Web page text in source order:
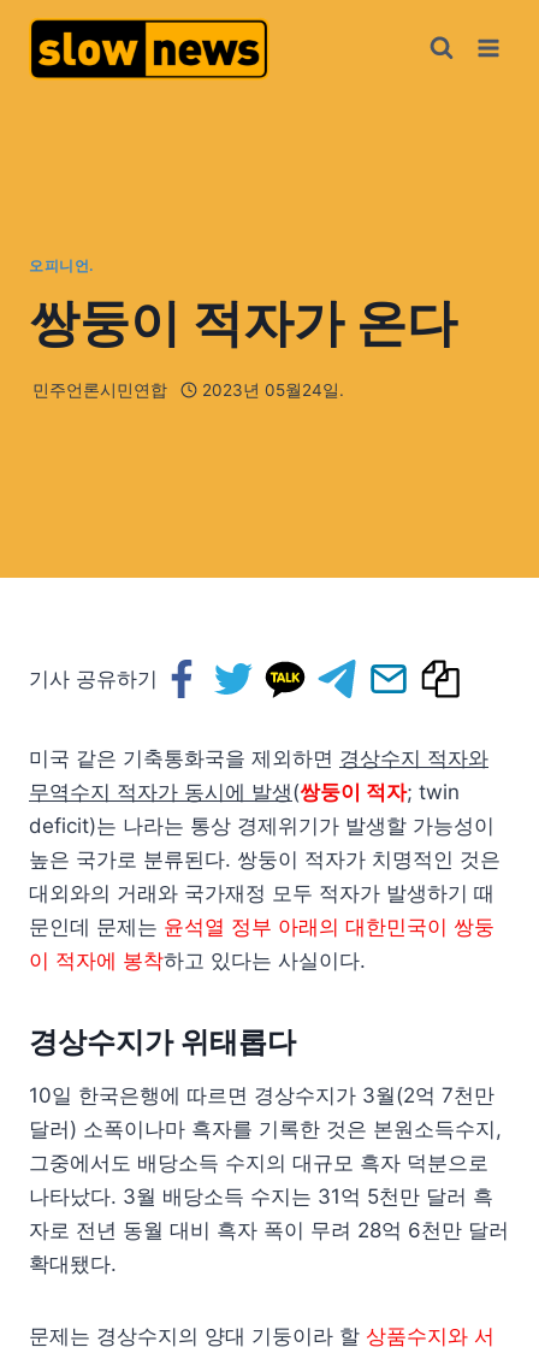
오피니언.
쌍둥이 적자가 온다
민주언론시민연합 2023년 05월24일.
기사 공유하기
미국 같은 기축통화국을 제외하면 경상수지 적자와
무역수지 적자가 동시에 발생(쌍둥이 적자; twin
deficit)는 나라는 통상 경제위기가 발생할 가능성이
높은 국가로 분류된다. 쌍둥이 적자가 치명적인 것은
대외와의 거래와 국가재정 모두 적자가 발생하기 때
문인데 문제는 윤석열 정부 아래의 대한민국이 쌍둥
이 적자에 봉착하고 있다는 사실이다.
경상수지가 위태롭다
10일 한국은행에 따르면 경상수지가 3월(2억 7천만
달러) 소폭이나마 흑자를 기록한 것은 본원소득수지,
그중에서도 배당소득 수지의 대규모 흑자 덕분으로
나타났다. 3월 배당소득 수지는 31억 5천만 달러 흑
자로 전년 동월 대비 흑자 폭이 무려 28억 6천만 달러
확대됐다.
문제는 경상수지의 양대 기둥이라 할 상품수지와 서